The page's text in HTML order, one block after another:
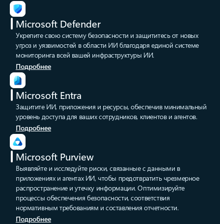
Microsoft Defender
Укрепите свою систему безопасности и защититесь от новых
угроз и уязвимостей в области ИИ благодаря единой системе
мониторинга всей вашей инфраструктуры ИИ.
Подробнее
Microsoft Entra
Защитите ИИ, приложения и ресурсы, обеспечив минимальный
уровень доступа для ваших сотрудников, клиентов и агентов.
Подробнее
Microsoft Purview
Выявляйте и исследуйте риски, связанные с данными в
приложениях и агентах ИИ, чтобы предотвратить чрезмерное
распространение и утечку информации. Оптимизируйте
процессы обеспечения безопасности, соответствия
нормативным требованиям и составления отчетности.
Подробнее